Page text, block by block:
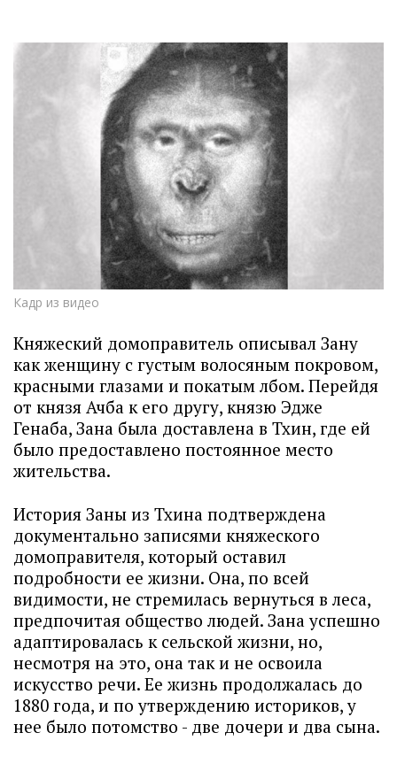
Кадр из видео
Княжеский домоправитель описывал Зану
как женщину с густым волосяным покровом,
красными глазами и покатым лбом. Перейдя
от князя Ачба к его другу, князю Эдже
Генаба, Зана была доставлена в Тхин, где ей
было предоставлено постоянное место
жительства.
История Заны из Тхина подтверждена
документально записями княжеского
домоправителя, который оставил
подробности ее жизни. Она, по всей
видимости, не стремилась вернуться в леса,
предпочитая общество людей. Зана успешно
адаптировалась к сельской жизни, но,
несмотря на это, она так и не освоила
искусство речи. Ее жизнь продолжалась до
1880 года, и по утверждению историков, у
нее было потомство - две дочери и два сына.